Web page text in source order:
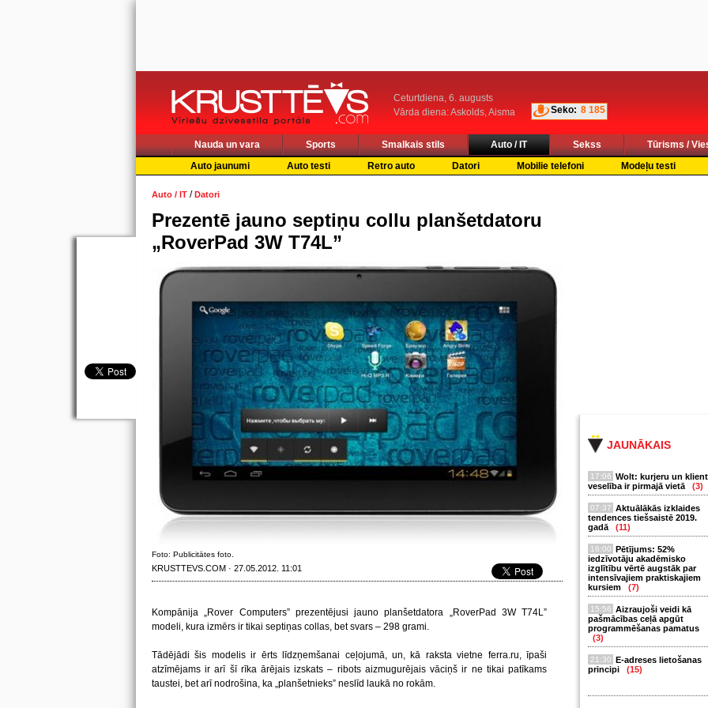
Ceturtdiena, 6. augusts
Vārda diena: Askolds, Aisma
Seko: 8 185
Nauda un vara Sports Smalkais stils Auto / IT Sekss
Tūrisms /
Auto jaunumi
Auto testi Retro auto Datori Mobilie telefoni Modeļu testi
JAUNĀKAIS
17:06 Wolt: kurjeru un
veselība ir pirmajā vietā
(3)
07:37 Aktuālākās izklaides
tendences tiešsaistē 2019.
gadā
(11)
16:00 Pētījums: 52%
iedzīvotāju akadēmisko
izglītību vērtē augstāk par
intensīvajiem praktiskajiem
kursiem
(7)
15:56 Aizraujoši veidi kā
pašmācības ceļā apgūt
programmēšanas pamatus
(3)
21:30 E-adreses lietošanas
principi
(15)
Auto / IT /Datori
Prezentē jauno septiņu collu planšetdatoru
„RoverPad 3W T74L”
Foto: Publicitātes foto.
KRUSTTEVS.COM · 27.05.2012. 11:01
Kompānija „Rover Computers” prezentējusi jauno planšetdatora „RoverPad 3W T74L”
modeli, kura izmērs ir tikai septiņas collas, bet svars – 298 grami.
Tādējādi šis modelis ir ērts līdzņemšanai ceļojumā, un, kā raksta vietne ferra.ru, īpaši
atzīmējams ir arī šī rīka ārējais izskats – ribots aizmugurējais vāciņš ir ne tikai patīkams
taustei, bet arī nodrošina, ka „planšetnieks” neslīd laukā no rokām.